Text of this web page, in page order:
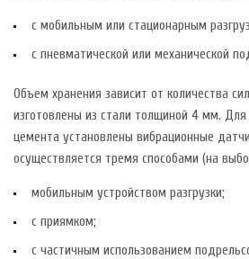
с мобильным или стационарным
с пневматической или механической
Объем хранения зависит от количества
изготовлены из стали толщиной 4 мм. Для
цемента установлены вибрационные
осуществляется тремя способами (на
мобильным устройством разгрузки;
с приямком;
с частичным использованием